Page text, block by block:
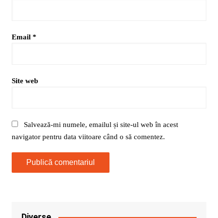
Email *
Site web
Salvează-mi numele, emailul și site-ul web în acest
navigator pentru data viitoare când o să comentez.